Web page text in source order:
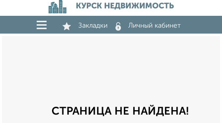
КУРСК НЕДВИЖИМОСТЬ
Закладки Личный кабинет
СТРАНИЦА НЕ НАЙДЕНА!